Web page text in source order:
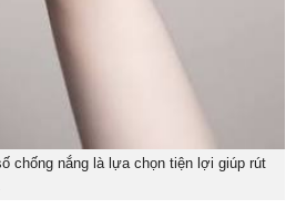
chống nắng là lựa chọn tiện lợi giúp rút